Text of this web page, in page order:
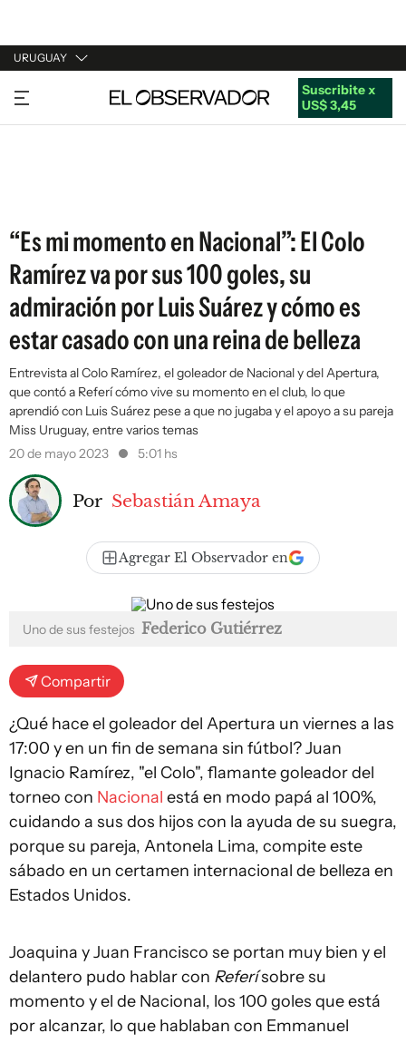
URUGUAY
URUGUAY
ARGENTINA
Suscribite x
US$ 3,45
“Es mi momento en Nacional”: El Colo
Ramírez va por sus 100 goles, su
admiración por Luis Suárez y cómo es
estar casado con una reina de belleza
Entrevista al Colo Ramírez, el goleador de Nacional y del Apertura,
que contó a Referí cómo vive su momento en el club, lo que
aprendió con Luis Suárez pese a que no jugaba y el apoyo a su pareja
Miss Uruguay, entre varios temas
20 de mayo 2023
5:01 hs
Por Sebastián Amaya
Agregar El Observador en
Uno de sus festejos Federico Gutiérrez
Compartir
¿Qué hace el goleador del Apertura un viernes a las
17:00 y en un fin de semana sin fútbol? Juan
Ignacio Ramírez, "el Colo", flamante goleador del
torneo con Nacional está en modo papá al 100%,
cuidando a sus dos hijos con la ayuda de su suegra,
porque su pareja, Antonela Lima, compite este
sábado en un certamen internacional de belleza en
Estados Unidos.
Joaquina y Juan Francisco se portan muy bien y el
delantero pudo hablar con Referísobre su
momento y el de Nacional, los 100 goles que está
por alcanzar, lo que hablaban con Emmanuel